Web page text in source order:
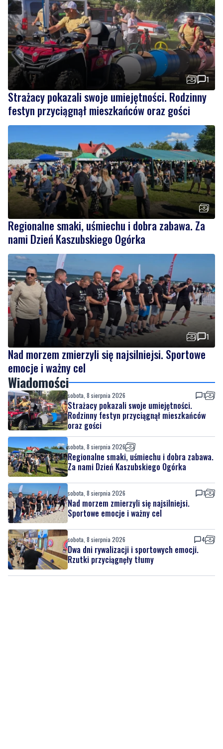
1
Strażacy pokazali swoje umiejętności. Rodzinny
festyn przyciągnął mieszkańców oraz gości
Regionalne smaki, uśmiechu i dobra zabawa. Za
nami Dzień Kaszubskiego Ogórka
1
Nad morzem zmierzyli się najsilniejsi. Sportowe
emocje i ważny cel
Wiadomości
sobota, 8 sierpnia 2026 1
Strażacy pokazali swoje umiejętności.
Rodzinny festyn przyciągnął mieszkańców
oraz gości
sobota, 8 sierpnia 2026
Regionalne smaki, uśmiechu i dobra zabawa.
Za nami Dzień Kaszubskiego Ogórka
sobota, 8 sierpnia 2026 1
Nad morzem zmierzyli się najsilniejsi.
Sportowe emocje i ważny cel
sobota, 8 sierpnia 2026 4
Dwa dni rywalizacji i sportowych emocji.
Rzutki przyciągnęły tłumy